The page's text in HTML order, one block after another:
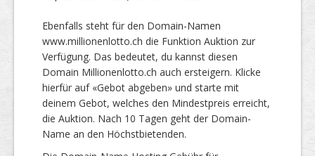
Ebenfalls steht für den Domain-Namen
www.millionenlotto.ch die Funktion Auktion zur
Verfügung. Das bedeutet, du kannst diesen
Domain Millionenlotto.ch auch ersteigern. Klicke
hierfür auf «Gebot abgeben» und starte mit
deinem Gebot, welches den Mindestpreis erreicht,
die Auktion. Nach 10 Tagen geht der Domain-
Name an den Höchstbietenden.